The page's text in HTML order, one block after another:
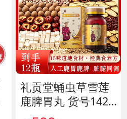
礼贡堂蛹虫草雪莲
鹿脾胃丸 货号1420